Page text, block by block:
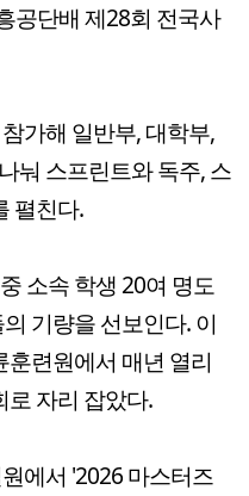
공단배 제28회 전국사
가해 일반부, 대학부,
눠 스프린트와 독주, 스
펼친다.
소속 학생 20여 명도
기량을 선보인다. 이
련원에서 매년 열리
로 자리 잡았다.
에서 '2026 마스터즈